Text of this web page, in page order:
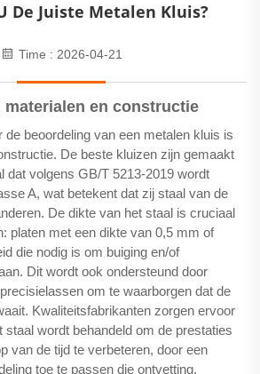
De Juiste Metalen Kluis?
Time : 2026-04-21
materialen en constructie
de beoordeling van een metalen kluis is
De beste kluizen zijn gemaakt
dat volgens GB/T 5213-2019 wordt
A, wat betekent dat zij staal van de
De dikte van het staal is cruciaal
platen met een dikte van 0,5 mm of
die nodig is om buiging en/of
Dit wordt ook ondersteund door
om te waarborgen dat de
Kwaliteitsfabrikanten zorgen ervoor
staal wordt behandeld om de prestaties
van de tijd te verbeteren, door een
toe te passen die ontvetting,